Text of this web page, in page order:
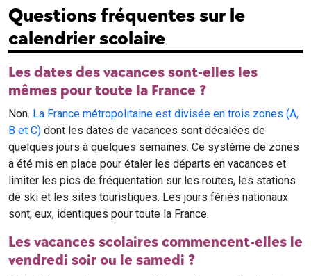
Questions fréquentes sur le
calendrier scolaire
Les dates des vacances sont-elles les
mêmes pour toute la France ?
Non. La France métropolitaine est divisée en trois zones (A,
B et C) dont les dates de vacances sont décalées de
quelques jours à quelques semaines. Ce système de zones
a été mis en place pour étaler les départs en vacances et
limiter les pics de fréquentation sur les routes, les stations
de ski et les sites touristiques. Les jours fériés nationaux
sont, eux, identiques pour toute la France.
Les vacances scolaires commencent-elles le
vendredi soir ou le samedi ?